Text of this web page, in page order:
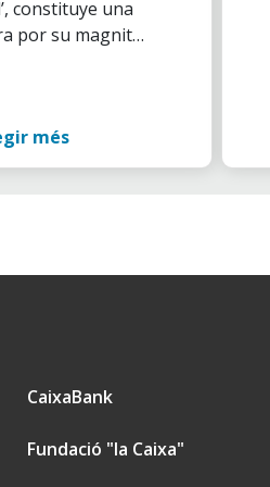
en
constituye una
por su magnitud
més
CaixaBank
Fundació "la Caixa"